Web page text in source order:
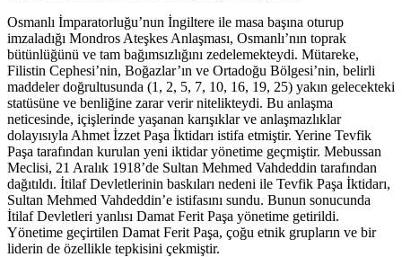
Osmanlı İmparatorluğu’nun İngiltere ile masa başına oturup
imzaladığı Mondros Ateşkes Anlaşması, Osmanlı’nın toprak
bütünlüğünü ve tam bağımsızlığını zedelemekteydi. Mütareke,
Filistin Cephesi’nin, Boğazlar’ın ve Ortadoğu Bölgesi’nin, belirli
maddeler doğrultusunda (1, 2, 5, 7, 10, 16, 19, 25) yakın gelecekteki
statüsüne ve benliğine zarar verir nitelikteydi. Bu anlaşma
neticesinde, içişlerinde yaşanan karışıklar ve anlaşmazlıklar
dolayısıyla Ahmet İzzet Paşa İktidarı istifa etmiştir. Yerine Tevfik
Paşa tarafından kurulan yeni iktidar yönetime geçmiştir. Mebussan
Meclisi, 21 Aralık 1918’de Sultan Mehmed Vahdeddin tarafından
dağıtıldı. İtilaf Devletlerinin baskıları nedeni ile Tevfik Paşa İktidarı,
Sultan Mehmed Vahdeddin’e istifasını sundu. Bunun sonucunda
İtilaf Devletleri yanlısı Damat Ferit Paşa yönetime getirildi.
Yönetime geçirtilen Damat Ferit Paşa, çoğu etnik grupların ve bir
liderin de özellikle tepkisini çekmiştir.